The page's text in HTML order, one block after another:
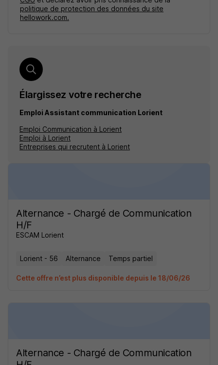
politique de protection des données du site
hellowork.com.
Élargissez votre recherche
Emploi Assistant communication Lorient
Emploi Communication à Lorient
Emploi à Lorient
Entreprises qui recrutent à Lorient
Alternance - Chargé de Communication
H/F
ESCAM Lorient
Lorient - 56 Alternance Temps partiel
Cette offre n’est plus disponible depuis le 18/06/26
Alternance - Chargé de Communication